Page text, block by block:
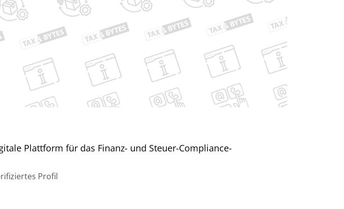
Plattform für das Finanz- und Steuer-Compliance-
Profil